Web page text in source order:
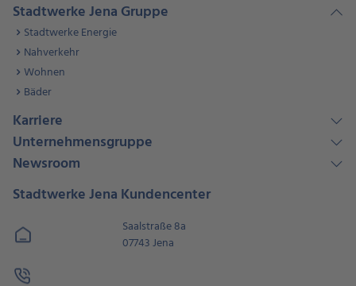
Stadtwerke Jena Gruppe
Stadtwerke Energie
Nahverkehr
Wohnen
Bäder
Karriere
Unternehmensgruppe
Newsroom
Stadtwerke Jena Kundencenter
Saalstraße 8a
07743 Jena